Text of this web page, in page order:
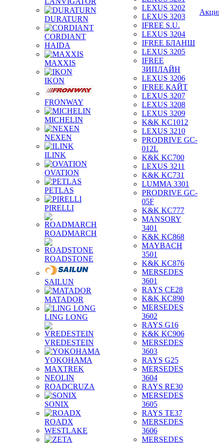
DURATURN
CORDIANT
HAIDA
MAXXIS
IKON
FRONWAY
MICHELIN
NEXEN
ILINK
OVATION
PETLAS
PIRELLI
ROADMARCH
ROADSTONE
SAILUN
MATADOR
LING LONG
VREDESTEIN
YOKOHAMA
MAXTREK
NEOLIN
ROADCRUZA
SONIX
ROADX
WESTLAKE
LEXUS 3202
LEXUS 3203
IFREE S.U.
LEXUS 3204
IFREE БЛАНШ
LEXUS 3205
IFREE
ЗИПЛАЙН
LEXUS 3206
IFREE КАЙТ
LEXUS 3207
LEXUS 3208
LEXUS 3209
K&K KC1012
LEXUS 3210
PRODRIVE GC-
012L
K&K KC700
LEXUS 3211
K&K KC731
LUMMA 3301
PRODRIVE GC-
05F
K&K KC777
MANSORY
3401
K&K KC868
MAYBACH
3501
K&K KC876
MERSEDES
3601
RAYS CE28
K&K KC890
MERSEDES
3602
RAYS G16
K&K KC906
MERSEDES
3603
RAYS G25
MERSEDES
3604
RAYS RE30
MERSEDES
3605
RAYS TE37
MERSEDES
3606
MERSEDES